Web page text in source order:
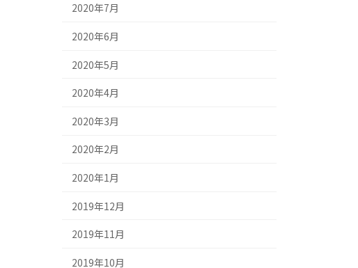
2020年7月
2020年6月
2020年5月
2020年4月
2020年3月
2020年2月
2020年1月
2019年12月
2019年11月
2019年10月